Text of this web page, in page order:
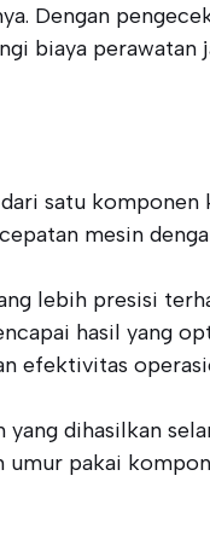
Dengan
biaya perawatan
satu
mesin
lebih presisi
hasil yang
efektivitas
dihasilkan
pakai